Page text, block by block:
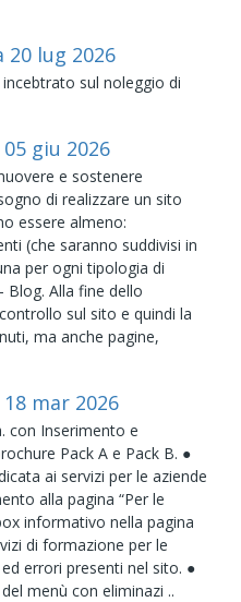
20 lug 2026
sul noleggio di
05 giu 2026
e sostenere
di realizzare un sito
essere almeno:
(che saranno suddivisi in
per ogni tipologia di
Alla fine dello
sul sito e quindi la
ma anche pagine,
18 mar 2026
con Inserimento e
Pack A e Pack B. ●
ai servizi per le aziende
alla pagina “Per le
informativo nella pagina
di formazione per le
errori presenti nel sito. ●
menù con eliminazi ..